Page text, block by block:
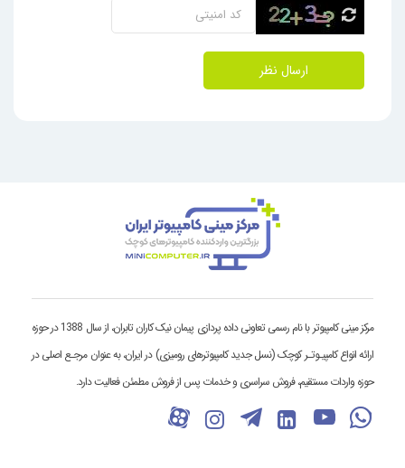
ارسال نظر
مرکز مینی کامپیوتر با نام رسمی تعاونی داده پردازی پیمان نیک کاران تابران، از سال 1388 در حوزه
ارائه انواع کامپیـوتـر کوچک (نسل جدید کامپیوترهای رومیزی) در ایران، به عنوان مرجـع اصلی در
حوزه واردات مستقیم، فروش سراسری و خدمات پس از فروش مطمئن فعالیت دارد.